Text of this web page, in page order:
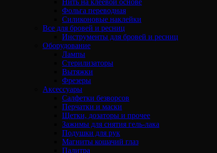
Нить на клеевой основе
Фольга переводная
Силиконовые наклейки
Все для бровей и ресниц
Инструменты для бровей и ресниц
Оборудование
Лампы
Стерилизаторы
Вытяжки
Фрезеры
Аксессуары
Салфетки безворсов
Перчатки и маски
Щетки, дозаторы и прочее
Зажимы для снятия гель-лака
Подушки для рук
Магниты кошачий глаз
Палитра